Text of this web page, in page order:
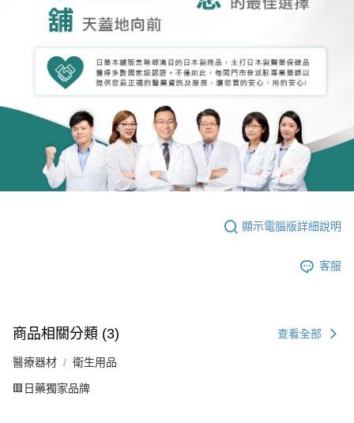
顯示電腦版詳細說明
客服
商品相關分類 (3) 查看全部
醫療器材 衛生用品
🟥日藥獨家品牌